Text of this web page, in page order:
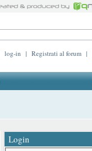
log-in | Registrati al forum |
Login